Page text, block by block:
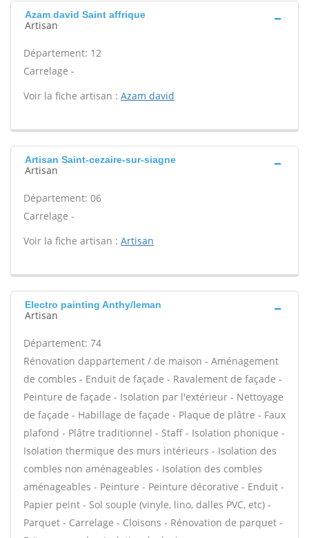
Azam david Saint affrique
Artisan
Département: 12
Carrelage -
Voir la fiche artisan : Azam david
Artisan Saint-cezaire-sur-siagne
Artisan
Département: 06
Carrelage -
Voir la fiche artisan : Artisan
Electro painting Anthy/leman
Artisan
Département: 74
Rénovation dappartement / de maison - Aménagement
de combles - Enduit de façade - Ravalement de façade -
Peinture de façade - Isolation par l'extérieur - Nettoyage
de façade - Habillage de façade - Plaque de plâtre - Faux
plafond - Plâtre traditionnel - Staff - Isolation phonique -
Isolation thermique des murs intérieurs - Isolation des
combles non aménageables - Isolation des combles
aménageables - Peinture - Peinture décorative - Enduit -
Papier peint - Sol souple (vinyle, lino, dalles PVC, etc) -
Parquet - Carrelage - Cloisons - Rénovation de parquet -